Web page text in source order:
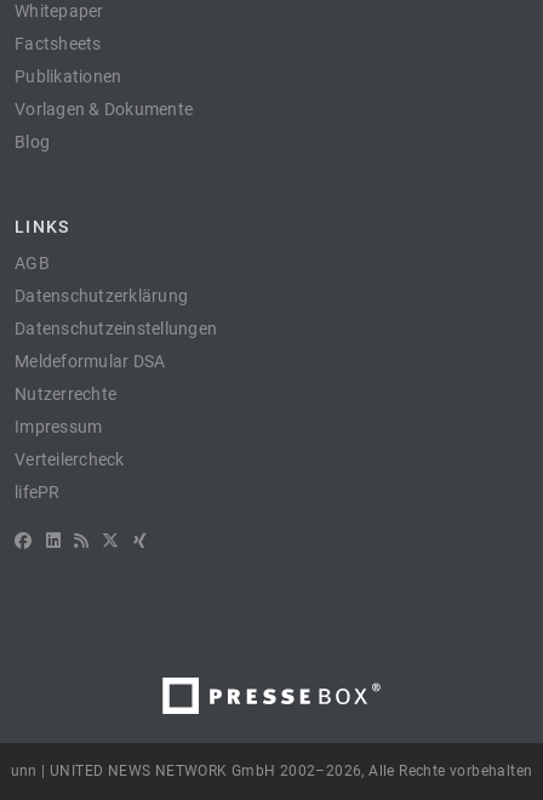
Whitepaper
Factsheets
Publikationen
Vorlagen & Dokumente
Blog
LINKS
AGB
Datenschutzerklärung
Datenschutzeinstellungen
Meldeformular DSA
Nutzerrechte
Impressum
Verteilercheck
lifePR
unn | UNITED NEWS NETWORK GmbH 2002–2026, Alle Rechte vorbehalten